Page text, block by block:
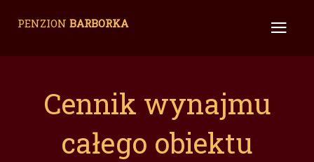
PENZION BARBORKA
Cennik wynajmu
całego obiektu